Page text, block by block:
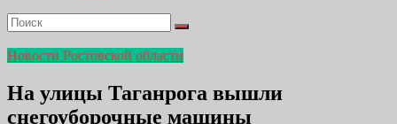
Новости Ростовской области
На улицы Таганрога вышли
снегоуборочные машины